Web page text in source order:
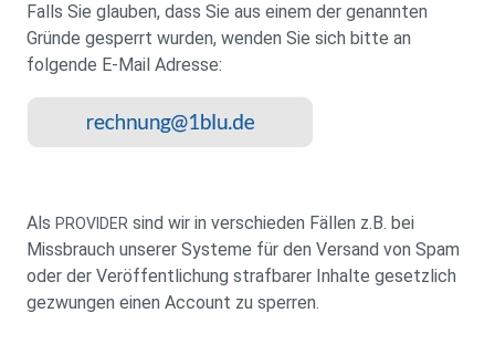
Falls Sie glauben, dass Sie aus einem der genannten
Gründe gesperrt wurden, wenden Sie sich bitte an
folgende E-Mail Adresse:
Als PROVIDER sind wir in verschieden Fällen z.B. bei
Missbrauch unserer Systeme für den Versand von Spam
oder der Veröffentlichung strafbarer Inhalte gesetzlich
gezwungen einen Account zu sperren.